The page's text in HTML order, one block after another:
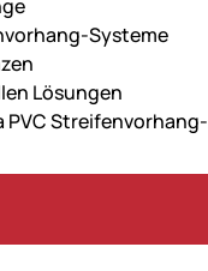
Systeme
Lösungen
PVC